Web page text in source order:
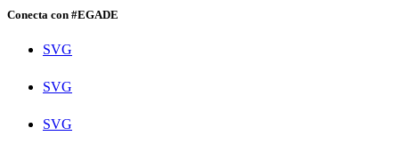
Conecta con #EGADE
SVG
SVG
SVG